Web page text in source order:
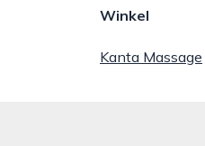
Winkel
Kanta Massage